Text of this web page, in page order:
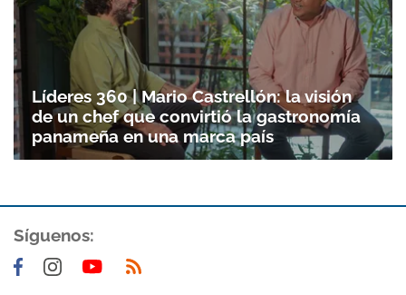
Líderes 360 | Mario Castrellón: la visión
de un chef que convirtió la gastronomía
panameña en una marca país
Síguenos: